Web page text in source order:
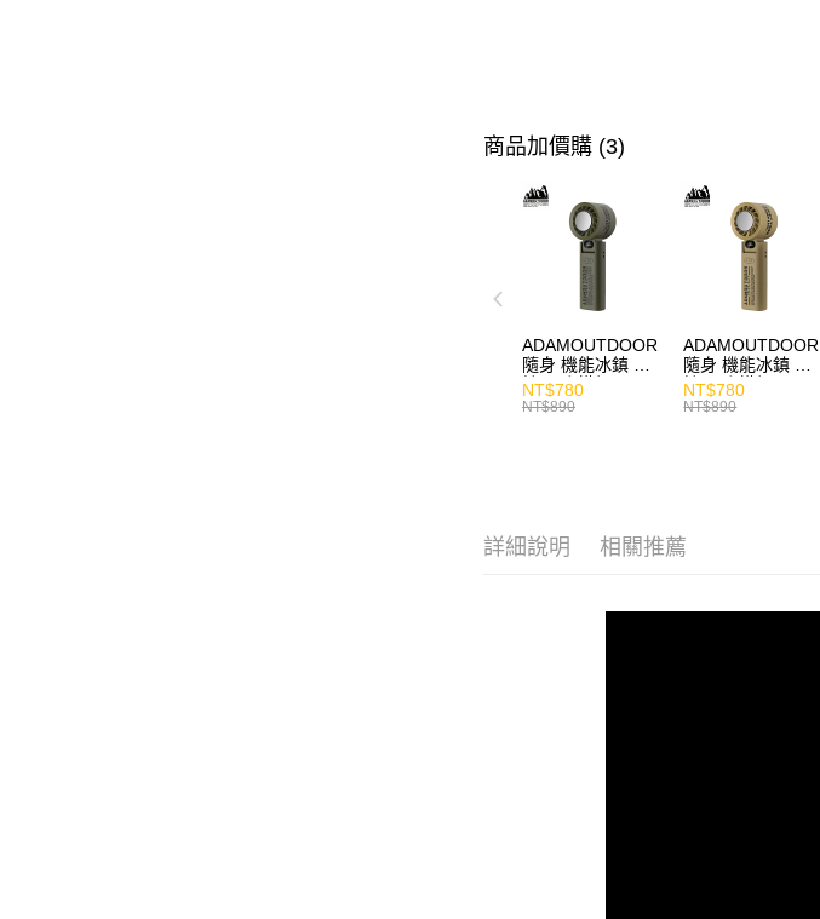
商品加價購 (3)
ADAMOUTDOOR
隨身 機能冰鎮 手
持風扇 掛繩
NT$780
NT$890
ADAMOUTDOOR
隨身 機能冰鎮 手
持風扇 掛繩
NT$780
NT$890
詳細說明 相關推薦